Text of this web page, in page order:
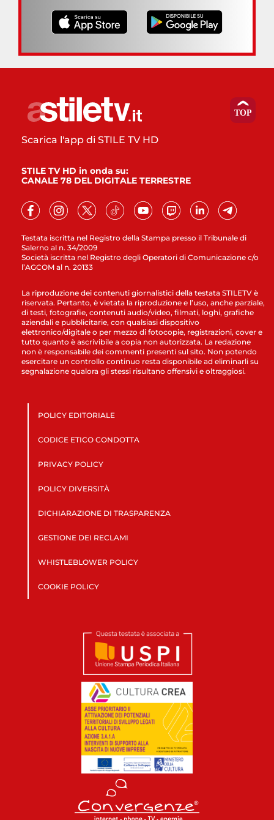
Testata iscritta nel Registro della Stampa presso il Tribunale di
Salerno al n. 34/2009
Società iscritta nel Registro degli Operatori di Comunicazione c/o
l’AGCOM al n. 20133
Scarica l'app di STILE TV HD
STILE TV HD in onda su:
CANALE 78 DEL DIGITALE TERRESTRE
La riproduzione dei contenuti giornalistici della testata STILETV è
riservata. Pertanto, è vietata la riproduzione e l’uso, anche parziale,
di testi, fotografie, contenuti audio/video, filmati, loghi, grafiche
aziendali e pubblicitarie, con qualsiasi dispositivo
elettronico/digitale o per mezzo di fotocopie, registrazioni, cover e
tutto quanto è ascrivibile a copia non autorizzata. La redazione
non è responsabile dei commenti presenti sul sito. Non potendo
esercitare un controllo continuo resta disponibile ad eliminarli su
segnalazione qualora gli stessi risultano offensivi e oltraggiosi.
POLICY EDITORIALE
CODICE ETICO CONDOTTA
PRIVACY POLICY
POLICY DIVERSITÀ
DICHIARAZIONE DI TRASPARENZA
GESTIONE DEI RECLAMI
WHISTLEBLOWER POLICY
COOKIE POLICY